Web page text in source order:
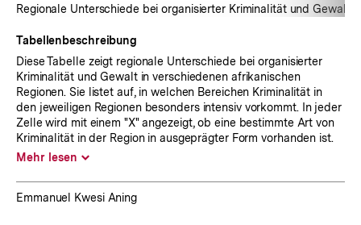
Regionale Unterschiede bei organisierter Kriminalität und Gewalt
Tabellenbeschreibung
Diese Tabelle zeigt regionale Unterschiede bei organisierter
Kriminalität und Gewalt in verschiedenen afrikanischen
Regionen. Sie listet auf, in welchen Bereichen Kriminalität in
den jeweiligen Regionen besonders intensiv vorkommt. In jeder
Zelle wird mit einem "X" angezeigt, ob eine bestimmte Art von
Kriminalität in der Region in ausgeprägter Form vorhanden ist.
Mehr lesen
Emmanuel Kwesi Aning